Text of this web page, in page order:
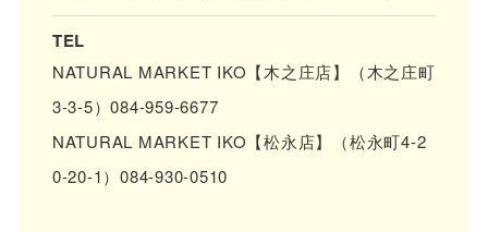
TEL
NATURAL MARKET IKO【木之庄店】（木之庄町
3-3-5）084-959-6677
NATURAL MARKET IKO【松永店】（松永町4-2
0-20-1）084-930-0510